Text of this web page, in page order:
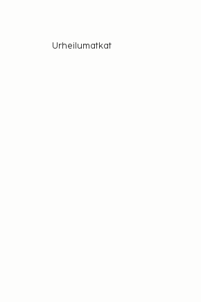
Urheilumatkat